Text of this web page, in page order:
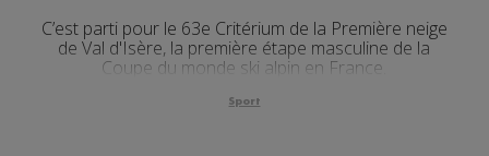
C’est parti pour le 63e Critérium de la Première neige
de Val d'Isère, la première étape masculine de la
Coupe du monde ski alpin en France.
Sport